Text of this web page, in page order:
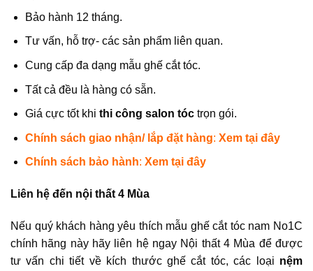
Bảo hành 12 tháng.
Tư vấn, hỗ trợ- các sản phẩm liên quan.
Cung cấp đa dạng mẫu ghế cắt tóc.
Tất cả đều là hàng có sẵn.
Giá cực tốt khi thi công salon tóctrọn gói.
Chính sách giao nhận/ lắp đặt hàng: Xem tại đây
Chính sách bảo hành: Xem tại đây
Liên hệ đến nội thất 4 Mùa
Nếu quý khách hàng yêu thích mẫu ghế cắt tóc nam No1C
chính hãng này hãy liên hệ ngay Nội thất 4 Mùa để được
tư vấn chi tiết về kích thước ghế cắt tóc, các loại nệm